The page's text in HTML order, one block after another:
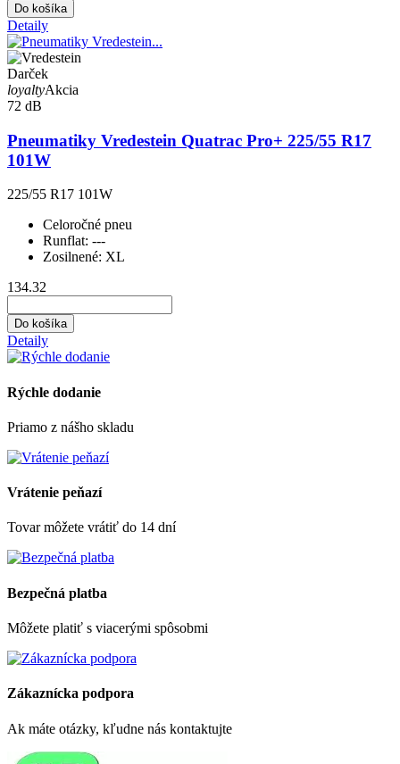
Do košíka
Detaily
Darček
loyaltyAkcia
72 dB
Pneumatiky Vredestein Quatrac Pro+ 225/55 R17
101W
225/55 R17 101W
Celoročné pneu
Runflat: ---
Zosilnené: XL
134.32
Do košíka
Detaily
Rýchle dodanie
Priamo z nášho skladu
Vrátenie peňazí
Tovar môžete vrátiť do 14 dní
Bezpečná platba
Môžete platiť s viacerými spôsobmi
Zákaznícka podpora
Ak máte otázky, kľudne nás kontaktujte